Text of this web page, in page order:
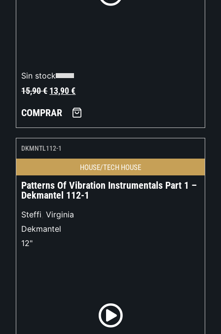
Sin stock
15,90€ 13,90€
COMPRAR
DKMNTL112-1
HOUSE/TECH HOUSE
Patterns Of Vibration Instrumentals Part 1 –
Dekmantel 112-1
Steffi, Virginia
Dekmantel
12"